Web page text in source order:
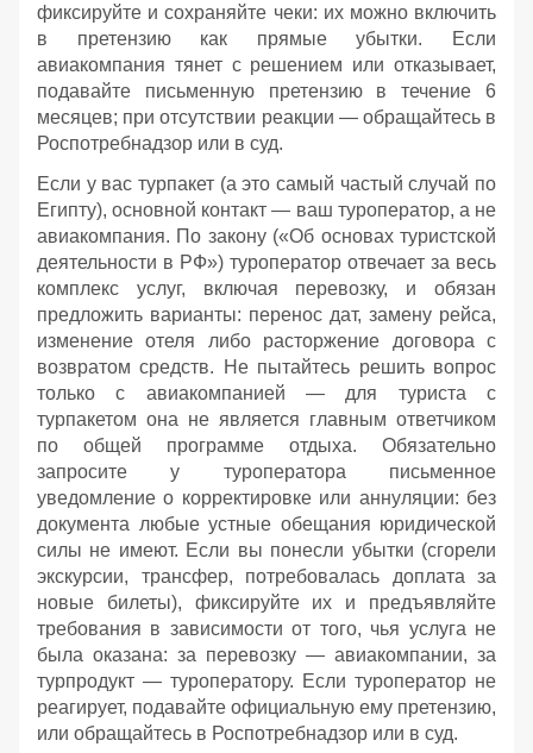
фиксируйте и сохраняйте чеки: их можно включить
в претензию как прямые убытки. Если
авиакомпания тянет с решением или отказывает,
подавайте письменную претензию в течение 6
месяцев; при отсутствии реакции — обращайтесь в
Роспотребнадзор или в суд.
Если у вас турпакет (а это самый частый случай по
Египту), основной контакт — ваш туроператор, а не
авиакомпания. По закону («Об основах туристской
деятельности в РФ») туроператор отвечает за весь
комплекс услуг, включая перевозку, и обязан
предложить варианты: перенос дат, замену рейса,
изменение отеля либо расторжение договора с
возвратом средств. Не пытайтесь решить вопрос
только с авиакомпанией — для туриста с
турпакетом она не является главным ответчиком
по общей программе отдыха. Обязательно
запросите у туроператора письменное
уведомление о корректировке или аннуляции: без
документа любые устные обещания юридической
силы не имеют. Если вы понесли убытки (сгорели
экскурсии, трансфер, потребовалась доплата за
новые билеты), фиксируйте их и предъявляйте
требования в зависимости от того, чья услуга не
была оказана: за перевозку — авиакомпании, за
турпродукт — туроператору. Если туроператор не
реагирует, подавайте официальную ему претензию,
или обращайтесь в Роспотребнадзор или в суд.